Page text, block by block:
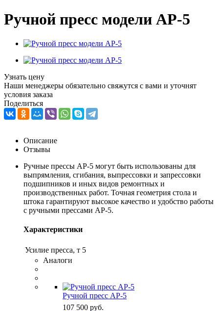
Ручной пресс модели AP-5
Узнать цену
Наши менеджеры обязательно свяжутся с вами и уточнят
условия заказа
Поделиться
Описание
Отзывы
Ручные прессы AP-5 могут быть использованы для
выпрямления, сгибания, выпрессовки и запрессовки
подшипников и иных видов ремонтных и
производственных работ. Точная геометрия стола и
штока гарантируют высокое качество и удобство работы
с ручными прессами AP-5.
Характеристики
Усилие пресса, т 5
Аналоги
Ручной пресс AP-5
107 500 руб.